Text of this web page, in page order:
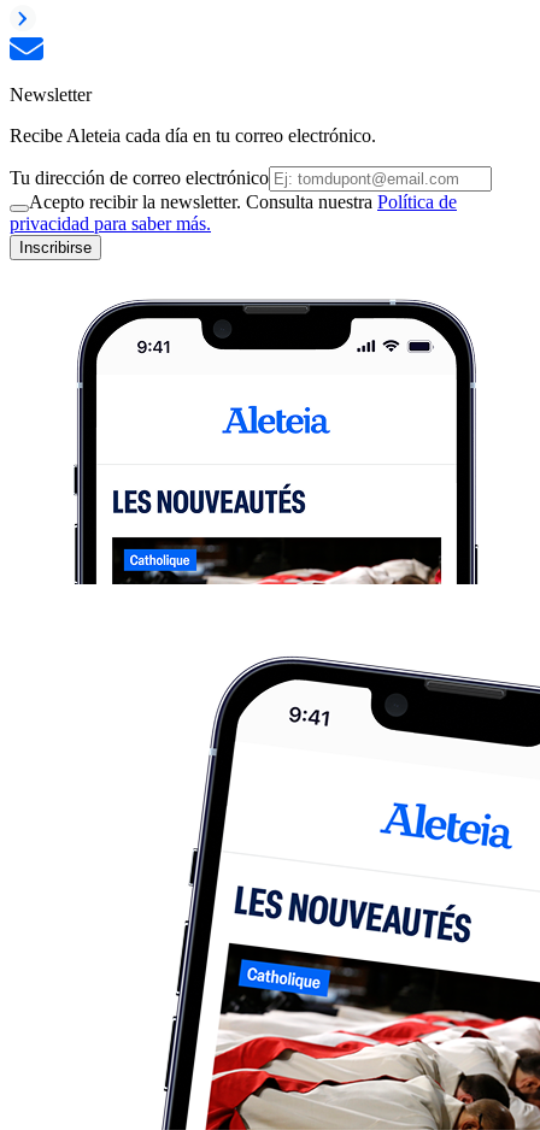
Newsletter
Recibe Aleteia cada día en tu correo electrónico.
Tu dirección de correo electrónico
Acepto recibir la newsletter. Consulta nuestra Política de
privacidad para saber más.
Inscribirse